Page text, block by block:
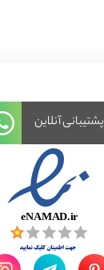
پشتیبانی آنلاین